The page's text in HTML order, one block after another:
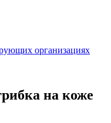
организациях
на коже